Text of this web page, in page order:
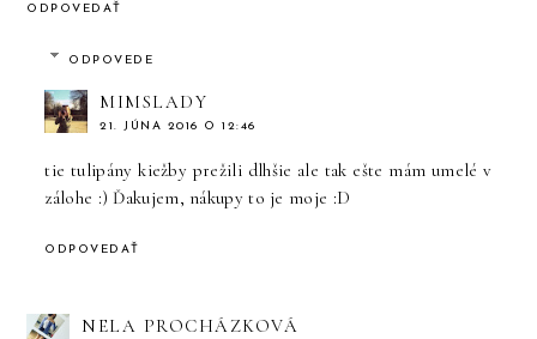
ODPOVEDAŤ
ODPOVEDE
MIMSLADY
21. JÚNA 2016 O 12:46
tie tulipány kiežby prežili dlhšie ale tak ešte mám umelé v
zálohe :) Ďakujem, nákupy to je moje :D
ODPOVEDAŤ
NELA PROCHÁZKOVÁ